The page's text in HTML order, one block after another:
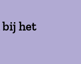
bij het